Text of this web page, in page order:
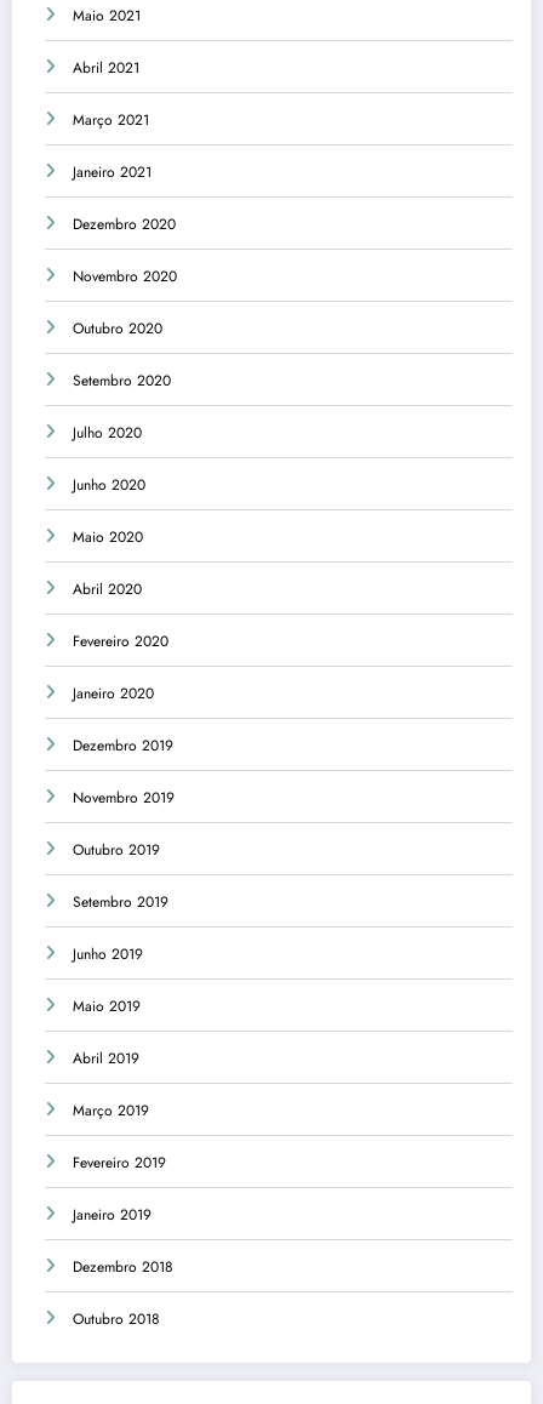
Maio 2021
Abril 2021
Março 2021
Janeiro 2021
Dezembro 2020
Novembro 2020
Outubro 2020
Setembro 2020
Julho 2020
Junho 2020
Maio 2020
Abril 2020
Fevereiro 2020
Janeiro 2020
Dezembro 2019
Novembro 2019
Outubro 2019
Setembro 2019
Junho 2019
Maio 2019
Abril 2019
Março 2019
Fevereiro 2019
Janeiro 2019
Dezembro 2018
Outubro 2018